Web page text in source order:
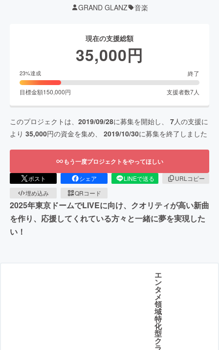
GRAND GLANZ 音楽
現在の支援総額
35,000円
23%達成 終了
目標金額150,000円 支援者数7人
このプロジェクトは、 2019/09/28に募集を開始し、 7人の支援に
より 35,000円の資金を集め、 2019/10/30に募集を終了しました
もう一度プロジェクトをやってほしい
ポスト シェア LINEで送る
URLコピー
埋め込み
QRコード
2025年東京ドームでLIVEに向け、クオリティが高い新曲
を作り、応援してくれている方々と一緒に夢を実現した
い！
エ
ン
タ
メ
領
域
特
化
型
ク